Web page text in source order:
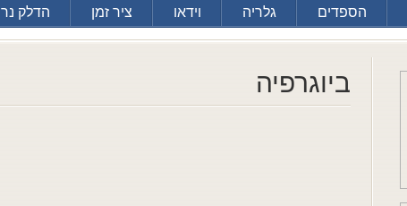
הספדים גלריה וידאו ציר זמן הדלק נר
ביוגרפיה